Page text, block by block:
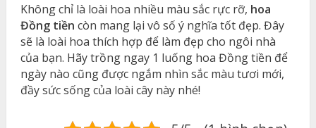
Không chỉ là loài hoa nhiều màu sắc rực rỡ, hoa
Đồng tiền còn mang lại vô số ý nghĩa tốt đẹp. Đây
sẽ là loài hoa thích hợp để làm đẹp cho ngôi nhà
của bạn. Hãy trồng ngay 1 luống hoa Đồng tiền để
ngày nào cũng được ngắm nhìn sắc màu tươi mới,
đầy sức sống của loài cây này nhé!